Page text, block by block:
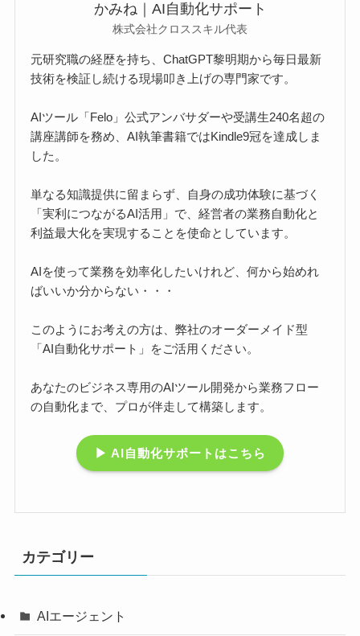
かみね｜AI自動化サポート
株式会社クロススキル代表
元研究職の経歴を持ち、ChatGPT黎明期から毎日最新
技術を検証し続ける現場叩き上げの専門家です。
AIツール「Felo」公式アンバサダーや受講生240名超の
講座講師を務め、AI執筆書籍ではKindle9冠を達成しま
した。
単なる知識提供に留まらず、自身の成功体験に基づく
「実利につながるAI活用」で、経営者の業務自動化と
利益最大化を実現することを使命としています。
AIを使って業務を効率化したいけれど、何から始めれ
ばいいか分からない・・・
このようにお考えの方は、弊社のオーダーメイド型
「AI自動化サポート」をご活用ください。
あなたのビジネス専用のAIツール開発から業務フロー
の自動化まで、プロが伴走して構築します。
▶ AI自動化サポートはこちら
カテゴリー
AIエージェント